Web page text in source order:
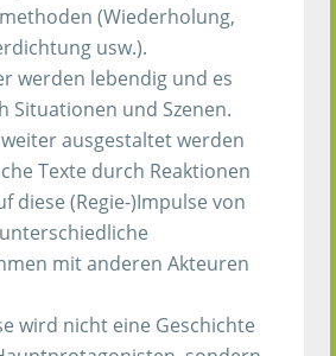
(Wiederholung,
usw.).
werden lebendig und es
Situationen und Szenen.
ausgestaltet werden
Texte durch Reaktionen
diese (Regie-)Impulse von
mit anderen Akteuren
wird nicht eine Geschichte